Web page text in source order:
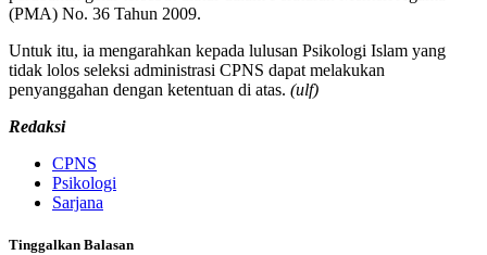
(PMA) No. 36 Tahun 2009.
Untuk itu, ia mengarahkan kepada lulusan Psikologi Islam yang
tidak lolos seleksi administrasi CPNS dapat melakukan
penyanggahan dengan ketentuan di atas. (ulf)
Redaksi
CPNS
Psikologi
Sarjana
Tinggalkan Balasan